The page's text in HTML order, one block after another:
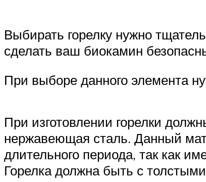
Выбирать горелку нужно
сделать ваш биокамин
При выборе данного элемента
При изготовлении горелки
нержавеющая сталь. Данный
длительного периода, так как
Горелка должна быть с